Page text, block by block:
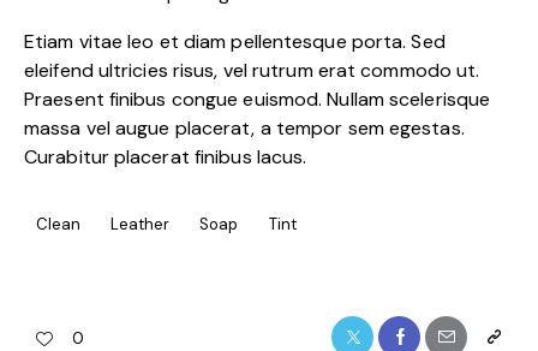
Etiam vitae leo et diam pellentesque porta. Sed
eleifend ultricies risus, vel rutrum erat commodo ut.
Praesent finibus congue euismod. Nullam scelerisque
massa vel augue placerat, a tempor sem egestas.
Curabitur placerat finibus lacus.
Clean Leather Soap Tint
0